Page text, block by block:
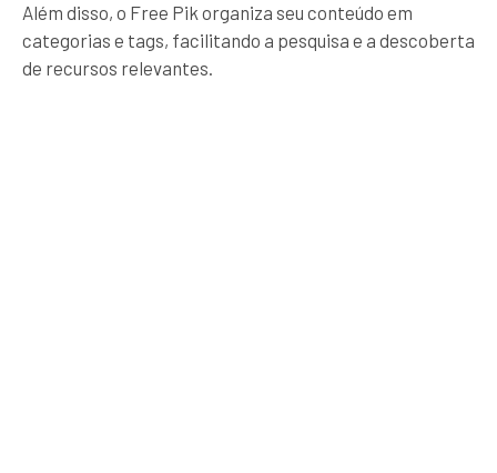
Além disso, o Free Pik organiza seu conteúdo em
categorias e tags, facilitando a pesquisa e a descoberta
de recursos relevantes.